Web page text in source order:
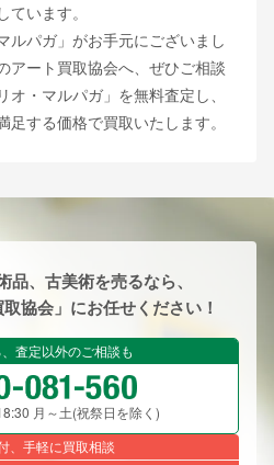
ています。
ルパガ」がお手元にございまし
アート買取協会へ、ぜひご相談
・マルパガ」を無料査定し、
する価格で買取いたします。
、古美術を売るなら、
協会」にお任せください！
査定以外のご相談も
月～土(祝祭日を除く)
、手軽に買取相談